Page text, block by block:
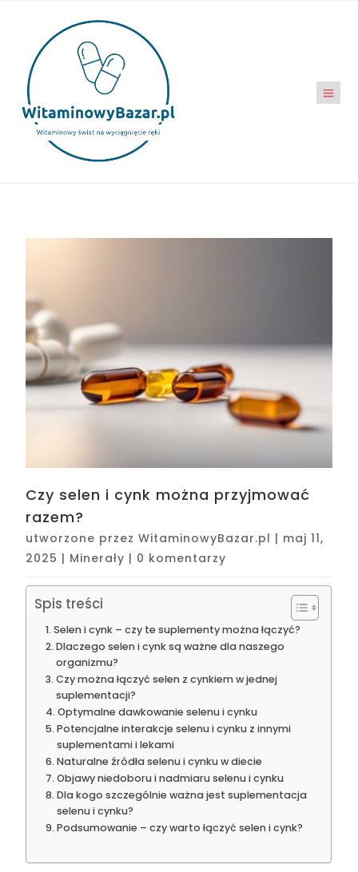
Czy selen i cynk można przyjmować
razem?
utworzone przezWitaminowyBazar.pl | maj 11,
2025 | Minerały | 0 komentarzy
Spis treści
Selen i cynk – czy te suplementy można łączyć?
Dlaczego selen i cynk są ważne dla naszego
organizmu?
Czy można łączyć selen z cynkiem w jednej
suplementacji?
Optymalne dawkowanie selenu i cynku
Potencjalne interakcje selenu i cynku z innymi
suplementami i lekami
Naturalne źródła selenu i cynku w diecie
Objawy niedoboru i nadmiaru selenu i cynku
Dla kogo szczególnie ważna jest suplementacja
selenu i cynku?
Podsumowanie – czy warto łączyć selen i cynk?